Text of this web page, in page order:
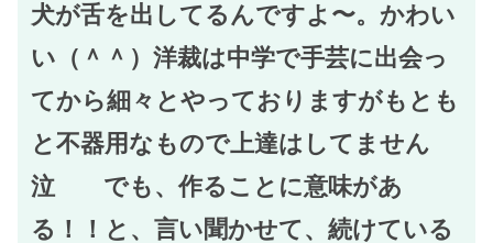
犬が舌を出してるんですよ〜。かわい
い（＾＾）洋裁は中学で手芸に出会っ
てから細々とやっておりますがもとも
と不器用なもので上達はしてません
泣 でも、作ることに意味があ
る！！と、言い聞かせて、続けている